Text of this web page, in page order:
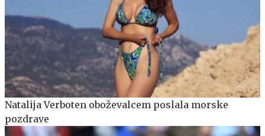
Natalija Verboten oboževalcem poslala morske
pozdrave